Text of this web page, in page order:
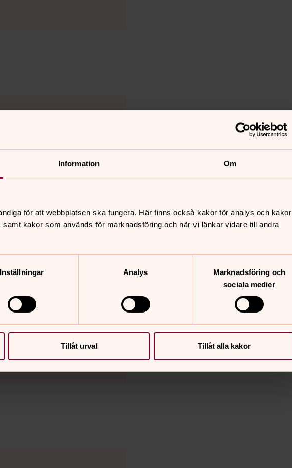
Information Om
för att webbplatsen ska fungera. Här finns också kakor för analys och kakor
kakor som används för marknadsföring och när vi länkar vidare till andra
Inställningar Analys
Marknadsföring och
sociala medier
Tillåt urval Tillåt alla kakor